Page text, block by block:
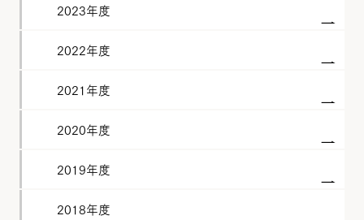
2023年度
2022年度
2021年度
2020年度
2019年度
2018年度